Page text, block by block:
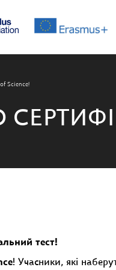
of Science!
тест!
! Учасники, які